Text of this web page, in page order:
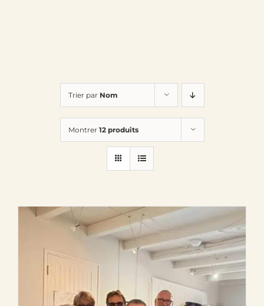
Trier par Nom
Montrer 12 produits